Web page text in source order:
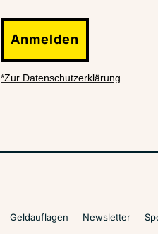
Anmelden
*Zur Datenschutzerklärung
Geldauflagen Newsletter